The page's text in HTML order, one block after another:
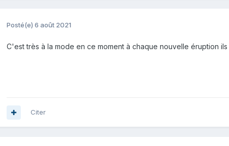
Posté(e) 6 août 2021
C'est très à la mode en ce moment à chaque nouvelle éruption
Citer